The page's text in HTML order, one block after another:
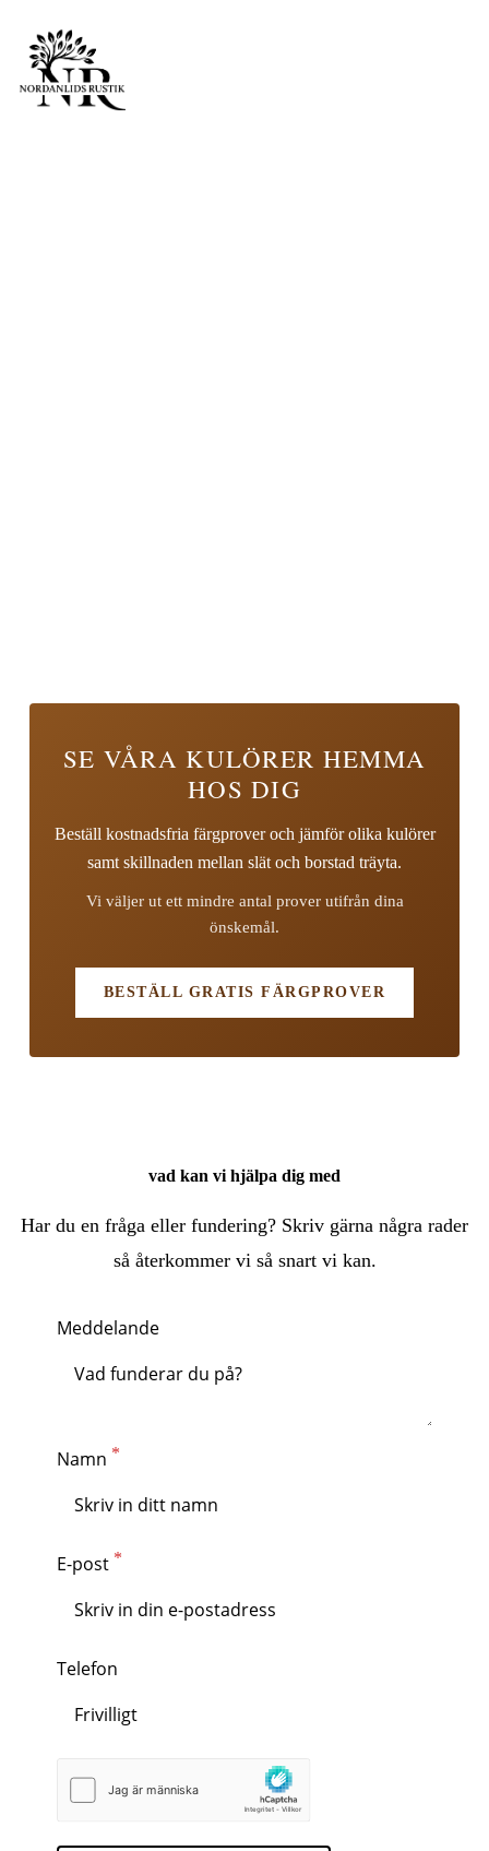
SE VÅRA KULÖRER HEMMA
HOS DIG
Beställ kostnadsfria färgprover och jämför olika kulörer
samt skillnaden mellan slät och borstad träyta.
Vi väljer ut ett mindre antal prover utifrån dina
önskemål.
BESTÄLL GRATIS FÄRGPROVER
vad kan vi hjälpa dig med
Har du en fråga eller fundering? Skriv gärna några rader
så återkommer vi så snart vi kan.
Meddelande
Namn
E-post
Telefon